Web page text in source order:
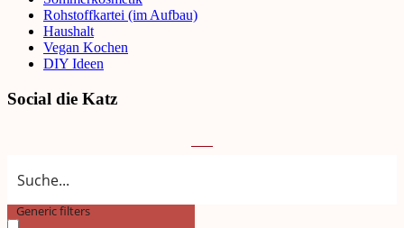
Rohstoffkartei (im Aufbau)
Haushalt
Vegan Kochen
DIY Ideen
Social die Katz
Generic filters